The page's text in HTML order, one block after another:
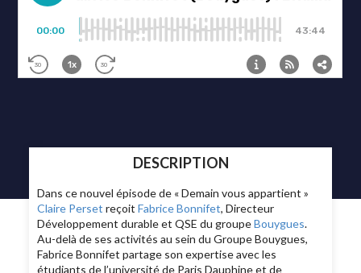
DESCRIPTION
Dans ce nouvel épisode de « Demain vous appartient »
Claire Perset reçoitFabrice Bonnifet, Directeur
Développement durable et QSE du groupeBouygues.
Au-delà de ses activités au sein du Groupe Bouygues,
Fabrice Bonnifet partage son expertise avec les
étudiants de l’université de Paris Dauphine et de